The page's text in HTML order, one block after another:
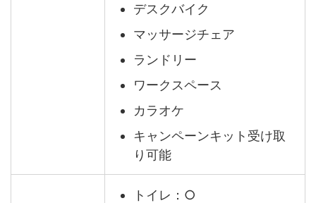
デスクバイク
マッサージチェア
ランドリー
ワークスペース
カラオケ
キャンペーンキット受け取
り可能
トイレ：○